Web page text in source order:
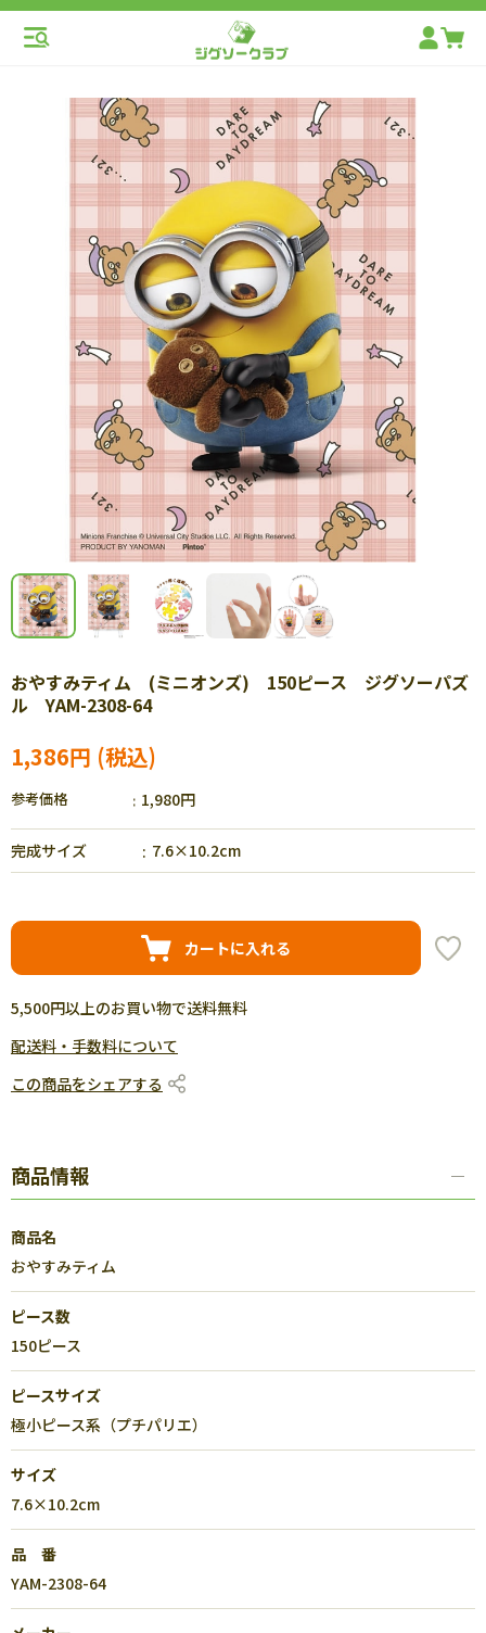
おやすみティム (ミニオンズ) 150ピース ジグソーパズ
ル YAM-2308-64
1,386円
参考価格 1,980円
完成サイズ 7.6×10.2cm
カートに入れる
5,500円以上のお買い物で送料無料
配送料・手数料について
この商品をシェアする
商品情報
商品名
おやすみティム
ピース数
150ピース
ピースサイズ
極小ピース系（プチパリエ）
サイズ
7.6×10.2cm
品 番
YAM-2308-64